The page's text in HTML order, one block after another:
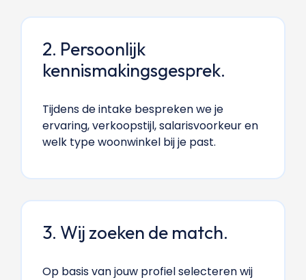
2. Persoonlijk
kennismakingsgesprek.
Tijdens de intake bespreken we je
ervaring, verkoopstijl, salarisvoorkeur en
welk type woonwinkel bij je past.
3. Wij zoeken de match.
Op basis van jouw profiel selecteren wij